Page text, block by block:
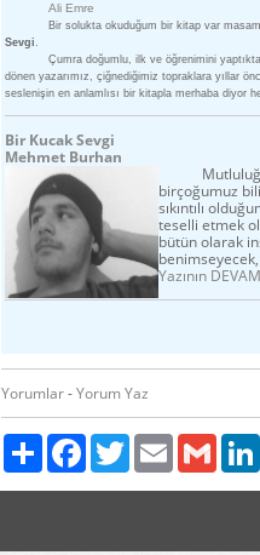
Ali Emre
Bir solukta okuduğum bir kitap var
Sevgi.
Çumra doğumlu, ilk ve öğrenimini
dönen yazarımız, çiğnediğimiz topraklara yıllar
seslenişin en anlamlısı bir kitapla merhaba diyor
Bir Kucak Sevgi
Mehmet Burhan
birçoğumuz
sıkıntılı
teselli etmek
bütün olarak
Yazının
Yorumlar-Yorum Yaz
Paylaş FacebookTwitter Email Gmail